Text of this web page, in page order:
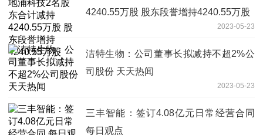
4240.55万股 股东段誉增持4240.55万股
2023-05-23
洁特生物：公司董事长拟减持不超2%公
司股份 天天热闻
2023-05-23
三丰智能：签订4.08亿元日常经营合同
每日观点